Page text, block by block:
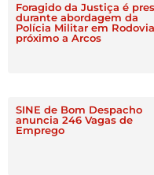
Foragido da Justiça é
durante abordagem da
Polícia Militar em Rodovia
próximo a Arcos
SINE de Bom Despacho
anuncia 246 Vagas de
Emprego